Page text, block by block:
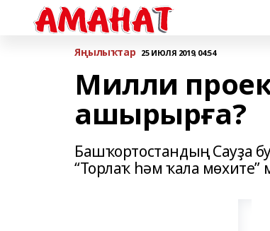
Яңылыҡтар 25 ИЮЛЯ 2019, 04:54
Милли
ашырырға?
Башҡортостандың Сауҙа
“Торлаҡ һәм ҡала